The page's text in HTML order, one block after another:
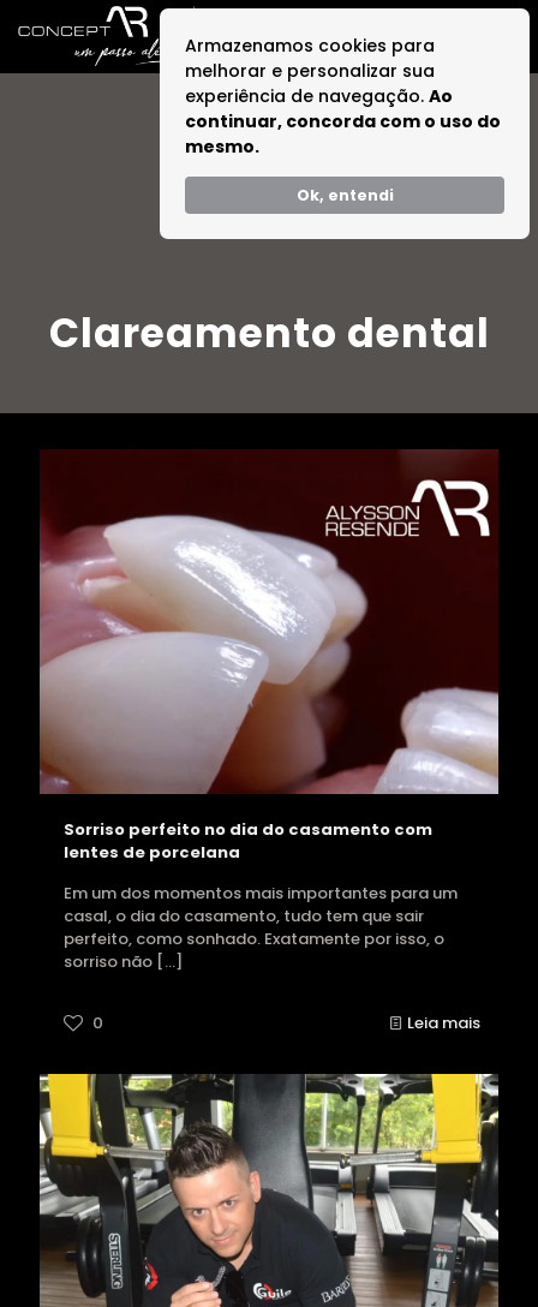
Armazenamos cookies para
melhorar e personalizar sua
experiência de navegação. Ao
continuar, concorda com o uso do
mesmo.
Ok, entendi
Clareamento dental
Sorriso perfeito no dia do casamento com
lentes de porcelana
Em um dos momentos mais importantes para um
casal, o dia do casamento, tudo tem que sair
perfeito, como sonhado. Exatamente por isso, o
sorriso não […]
0 Leia mais